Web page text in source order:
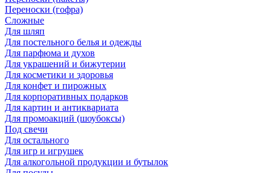
Переноски (гофра)
Сложные
Для шляп
Для постельного белья и одежды
Для парфюма и духов
Для украшений и бижутерии
Для косметики и здоровья
Для конфет и пирожных
Для корпоративных подарков
Для картин и антиквариата
Для промоакций (шоубоксы)
Под свечи
Для остального
Для игр и игрушек
Для алкогольной продукции и бутылок